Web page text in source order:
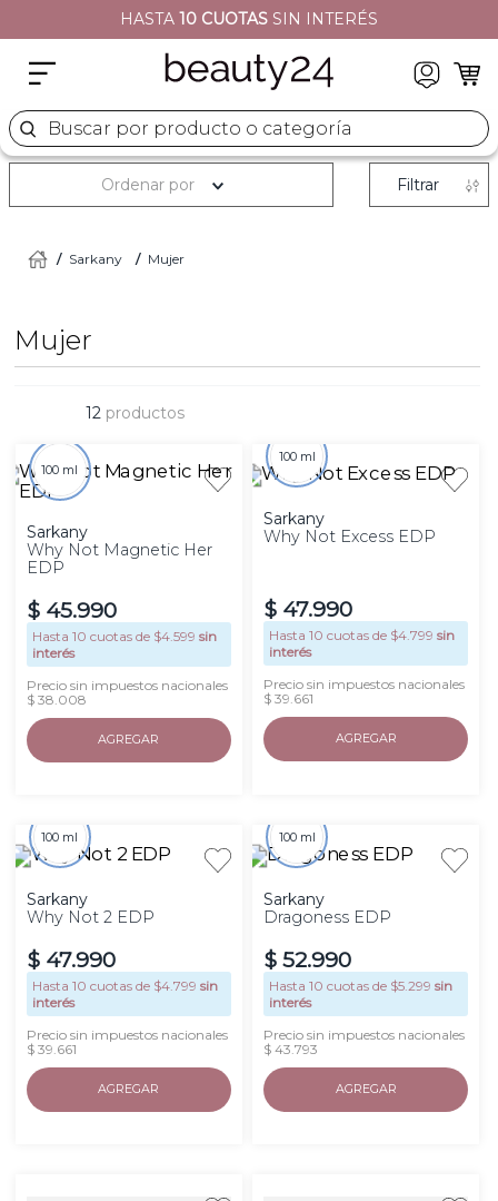
HASTA 10 CUOTAS SIN INTERÉS
Buscar por producto o categoría
Sarkany Mujer
Mujer
Ordenar por Filtrar
12 productos
100 ml
Sarkany
Why Not Magnetic Her
EDP
$ 45.990
Hasta 10 cuotas de $4.599 sin
interés
Precio sin impuestos nacionales
$ 38.008
AGREGAR
100 ml
Sarkany
Why Not Excess EDP
$ 47.990
Hasta10 cuotas de $4.799 sin
interés
Precio sin impuestos nacionales
$ 39.661
AGREGAR
100 ml
Sarkany
Why Not 2 EDP
$ 47.990
Hasta 10 cuotas de $4.799 sin
interés
Precio sin impuestos nacionales
$ 39.661
AGREGAR
100 ml
Sarkany
Dragoness EDP
$ 52.990
Hasta10 cuotas de $5.299 sin
interés
Precio sin impuestos nacionales
$ 43.793
AGREGAR
naj oleari
5. versace